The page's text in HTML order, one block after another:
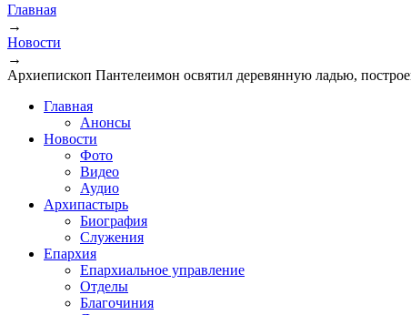
Главная
→
Новости
→
Архиепископ Пантелеимон освятил деревянную ладью,
Главная
Анонсы
Новости
Фото
Видео
Аудио
Архипастырь
Биография
Служения
Епархия
Епархиальное управление
Отделы
Благочиния